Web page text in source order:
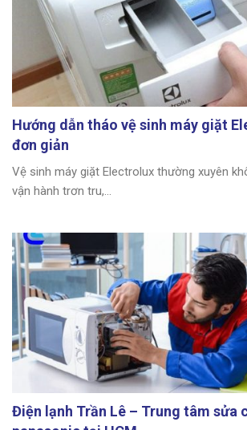
Hướng dẫn tháo vệ sinh máy giặt
đơn giản
Vệ sinh máy giặt Electrolux thường xuyên
vận hành trơn tru,...
Điện lạnh Trần Lê – Trung tâm sửa